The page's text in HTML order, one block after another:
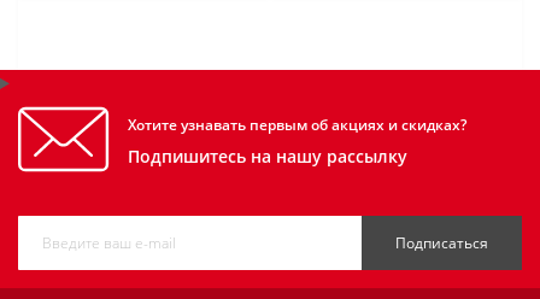
Хотите узнавать первым об акциях и скидках?
Подпишитесь на нашу рассылку
Подписаться